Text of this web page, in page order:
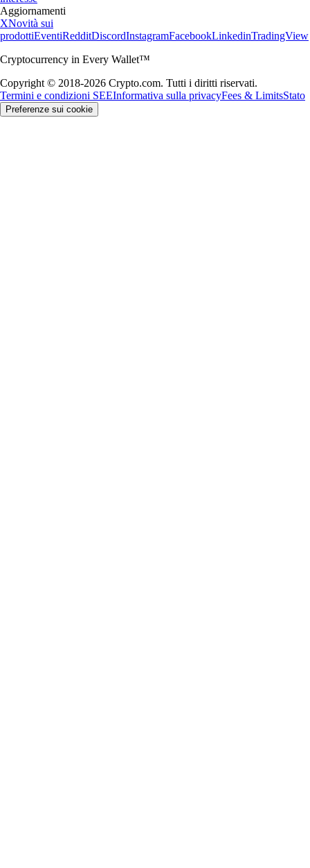
Aggiornamenti
XNovità sui
prodottiEventiRedditDiscordInstagramFacebookLinkedinTradingView
Cryptocurrency in Every Wallet™
Copyright © 2018-2026 Crypto.com. Tutti i diritti riservati.
Termini e condizioni SEEInformativa sulla privacyFees & LimitsStato
Preferenze sui cookie